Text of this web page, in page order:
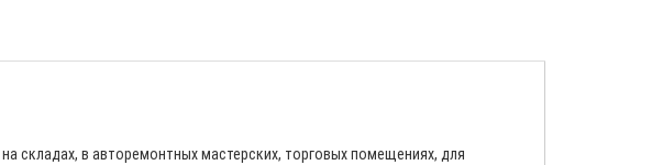
складах, в авторемонтных мастерских, торговых помещениях, для